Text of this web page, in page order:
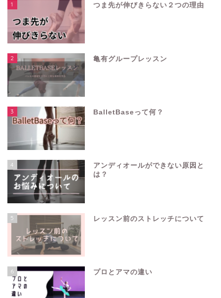
1 つま先が伸びきらない２つの理由
2 亀有グループレッスン
3 BalletBaseって何？
4
アンディオールができない原因と
は？
5 レッスン前のストレッチについて
6 プロとアマの違い